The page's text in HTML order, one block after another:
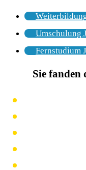
Umschulung
Fernstudium
Sie fanden